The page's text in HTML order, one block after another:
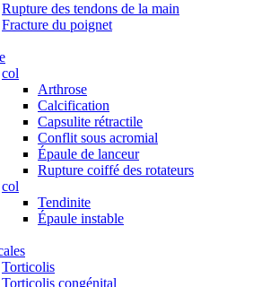
Rupture des tendons de la main
Fracture du poignet
col
Arthrose
Calcification
Capsulite rétractile
Conflit sous acromial
Épaule de lanceur
Rupture coiffé des rotateurs
col
Tendinite
Épaule instable
Torticolis
Torticolis congénital